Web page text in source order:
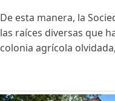
De esta manera, la
las raíces diversas que
colonia agrícola